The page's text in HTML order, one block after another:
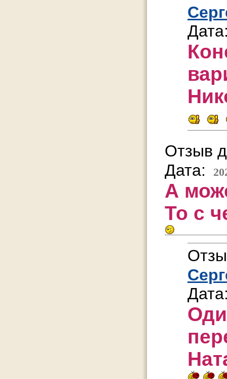
Отзыв
Дата:
А
То с